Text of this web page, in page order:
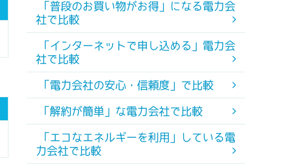
「普段のお買い物がお得」になる電力会
社で比較
「インターネットで申し込める」電力会
社で比較
「電力会社の安心・信頼度」で比較
「解約が簡単」な電力会社で比較
「エコなエネルギーを利用」している電
力会社で比較